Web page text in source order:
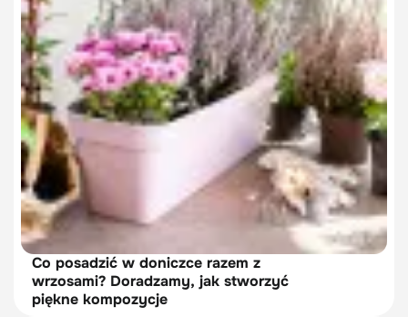
Co posadzić w doniczce razem z
wrzosami? Doradzamy, jak stworzyć
piękne kompozycje